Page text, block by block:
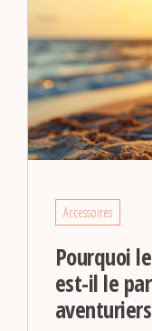
Accessoires
Pourquoi
est-il le